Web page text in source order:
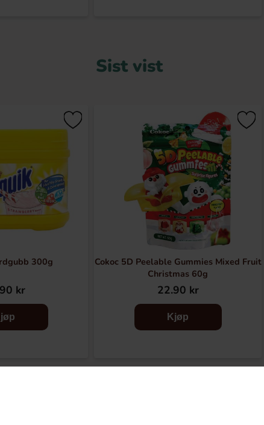
Sist vist
300g
kr
Cokoc 5D Peelable Gummies Mixed Fruit
Christmas 60g
22.90 kr
Kjøp